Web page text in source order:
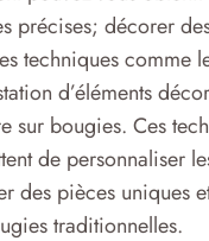
précises; décorer
techniques comme
d’éléments
sur bougies. Ces
de personnaliser
des pièces uniques
traditionnelles.